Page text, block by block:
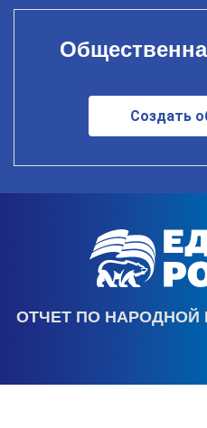
Создать
ОТЧЕТ ПО НАРОДНОЙ